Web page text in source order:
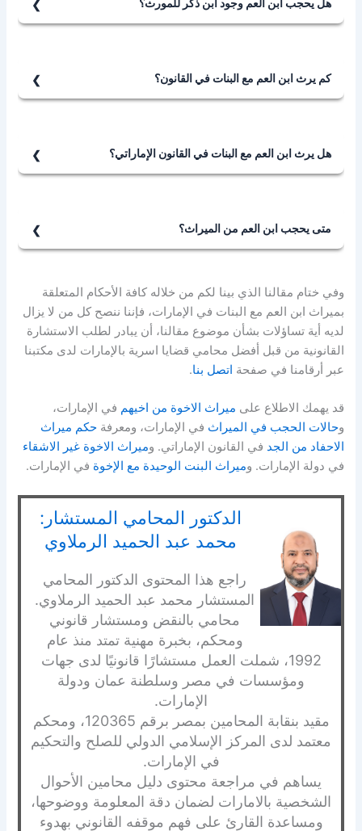
كم يرث ابن العم مع البنات في القانون؟
واحدة حصلت على النصف فرضًا وحصل هو على النصف
الآخر، وإن كن ابنتين فأكثر حصلن على ثلثي التركة وحصل هو
هل يرث ابن العم مع البنات في القانون الإماراتي؟
ميراث ابن العم مع البنات عدم وجود عاصب بالنفس أولى
متى يحجب ابن العم من الميراث؟
منه قرابة.
وفي ختام مقالنا الذي بينا لكم من خلاله كافة الأحكام المتعلقة
بميراث ابن العم مع البنات في الإمارات، فإننا ننصح كل من لا يزال
لديه أية تساؤلات بشأن موضوع مقالنا، أن يبادر لطلب الاستشارة
القانونية من قبل أفضل محامي قضايا اسرية بالإمارات لدى مكتبنا
عبر أرقامنا في صفحة اتصل بنا.
قد يهمك الاطلاع على ميراث الاخوة من اخيهم في الإمارات،
وحالات الحجب في الميراث في الإمارات، ومعرفةحكم ميراث
الاحفاد من الجد في القانون الإماراتي. وميراث الاخوة غير الاشقاء
في دولة الإمارات. وميراث البنت الوحيدة مع الإخوة في الإمارات.
الدكتور المحامي المستشار:
محمد عبد الحميد الرملاوي
راجع هذا المحتوى الدكتور المحامي
المستشار محمد عبد الحميد الرملاوي.
محامي بالنقض ومستشار قانوني
ومحكم، بخبرة مهنية تمتد منذ عام
1992، شملت العمل مستشارًا قانونيًا لدى جهات
ومؤسسات في مصر وسلطنة عمان ودولة
الإمارات.
مقيد بنقابة المحامين بمصر برقم 120365، ومحكم
معتمد لدى المركز الإسلامي الدولي للصلح والتحكيم
في الإمارات.
يساهم في مراجعة محتوى دليل محامين الأحوال
الشخصية بالامارات لضمان دقة المعلومة ووضوحها،
ومساعدة القارئ على فهم موقفه القانوني بهدوء